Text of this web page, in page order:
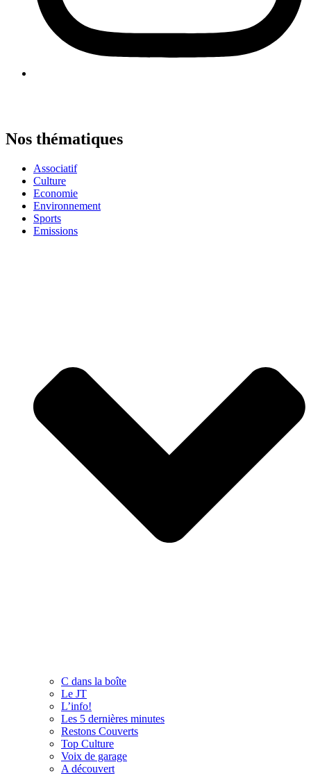
Nos thématiques
Associatif
Culture
Economie
Environnement
Sports
Emissions
C dans la boîte
Le JT
L’info!
Les 5 dernières minutes
Restons Couverts
Top Culture
Voix de garage
A découvert